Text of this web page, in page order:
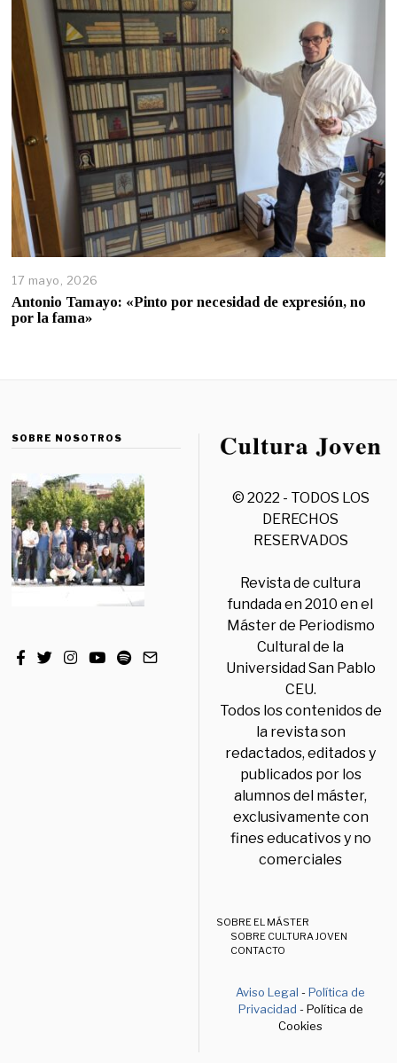
17 mayo, 2026
Antonio Tamayo: «Pinto por necesidad de expresión, no
por la fama»
SOBRE NOSOTROS
© 2022 - TODOS LOS
DERECHOS
RESERVADOS
Revista de cultura
fundada en 2010 en el
Máster de Periodismo
Cultural de la
Universidad San Pablo
CEU.
Todos los contenidos de
la revista son
redactados, editados y
publicados por los
alumnos del máster,
exclusivamente con
fines educativos y no
comerciales
SOBRE EL MÁSTER
SOBRE CULTURA JOVEN
CONTACTO
Aviso Legal -Política de
Privacidad - Política de
Cookies